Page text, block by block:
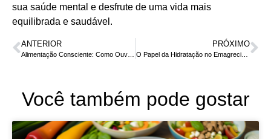
sua saúde mental e desfrute de uma vida mais
equilibrada e saudável.
ANTERIOR PRÓXIMO
O Papel da Hidratação no Emagrecimento e na Saúde Geral
Você também pode gostar